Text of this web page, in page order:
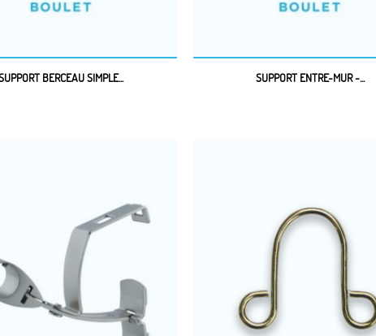
BERCEAU SIMPLE... SUPPORT ENTRE-MUR -...